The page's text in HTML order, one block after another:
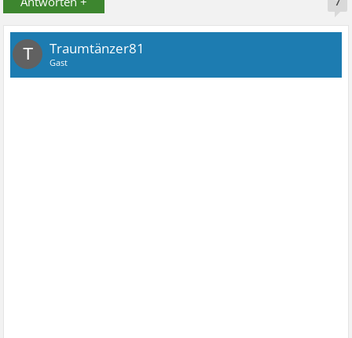
T Traumtänzer81
Gast